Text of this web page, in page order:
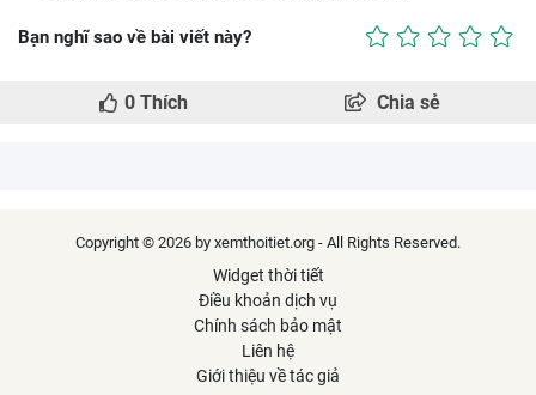
Bạn nghĩ sao về bài viết này?
0 Thích Chia sẻ
Copyright © 2026 by xemthoitiet.org - All Rights Reserved.
Widget thời tiết
Điều khoản dịch vụ
Chính sách bảo mật
Liên hệ
Giới thiệu về tác giả